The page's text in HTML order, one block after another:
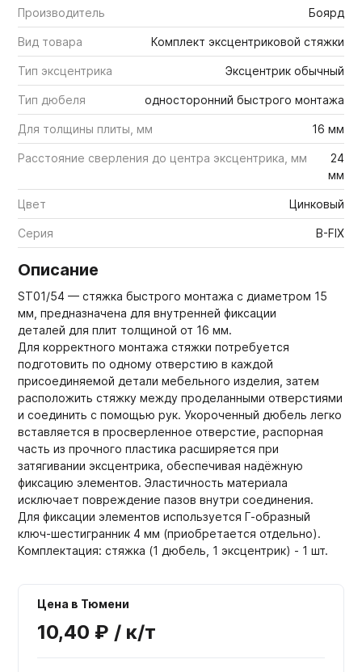
Производитель Боярд
Вид товара Комплект эксцентриковой стяжки
Тип эксцентрика Эксцентрик обычный
Тип дюбеля односторонний быстрого монтажа
Для толщины плиты, мм 16 мм
Расстояние сверления до центра эксцентрика, мм
24
мм
Цвет Цинковый
Серия B-FIX
Описание
ST01/54 — стяжка быстрого монтажа с диаметром 15
мм, предназначена для внутренней фиксации
деталей для плит толщиной от 16 мм.
Для корректного монтажа стяжки потребуется
подготовить по одному отверстию в каждой
присоединяемой детали мебельного изделия, затем
расположить стяжку между проделанными отверстиями
и соединить с помощью рук. Укороченный дюбель легко
вставляется в просверленное отверстие, распорная
часть из прочного пластика расширяется при
затягивании эксцентрика, обеспечивая надёжную
фиксацию элементов. Эластичность материала
исключает повреждение пазов внутри соединения.
Для фиксации элементов используется Г-образный
ключ-шестигранник 4 мм (приобретается отдельно).
Комплектация: стяжка (1 дюбель, 1 эксцентрик) - 1 шт.
Цена в Тюмени
10,40 ₽ / к/т